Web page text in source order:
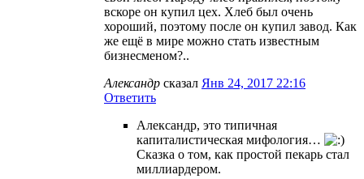
вскоре он купил цех. Хлеб был очень
хороший, поэтому после он купил завод. Как
же ещё в мире можно стать известным
бизнесменом?..
Александр сказал Янв 24, 2017 22:16
Ответить
Александр, это типичная
капиталистическая мифология…
Сказка о том, как простой пекарь стал
миллиардером.